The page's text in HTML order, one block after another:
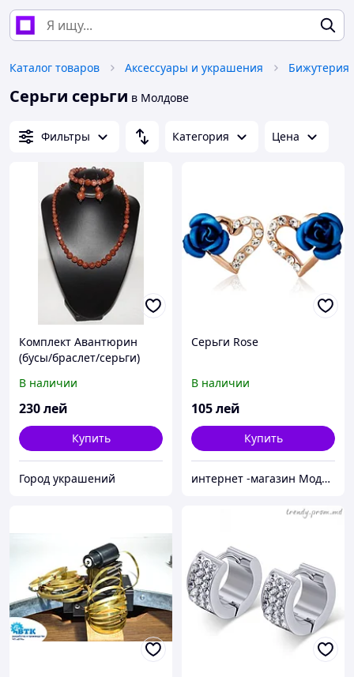
Каталог товаров Аксессуары и украшения Бижутерия
Серьги серьги в Молдове
Фильтры Категория Цена
Комплект Авантюрин
(бусы/браслет/серьги)
В наличии
230лей
Купить
Город украшений
Серьги Rose
В наличии
105лей
Купить
интернет -магазин Модняшка